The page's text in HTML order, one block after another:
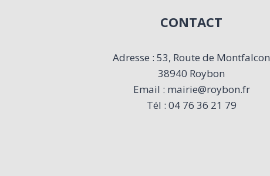
CONTACT
Adresse : 53, Route de Montfalcon
38940 Roybon
Email : mairie@roybon.fr
Tél : 04 76 36 21 79